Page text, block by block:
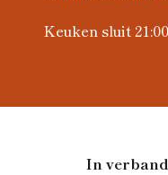
Keuken sluit
In